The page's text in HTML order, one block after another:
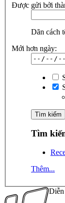
Được gửi bởi
Dãn cách
Mới hơn ngày:
Tìm
Thêm...